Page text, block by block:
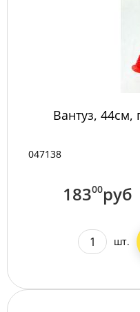
Вантуз, 44см,
047138
18300руб
шт.